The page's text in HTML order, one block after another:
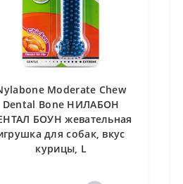
Moderate Chew
Dental Bone НИЛАБОН
БОУН жевательная
для собак, вкус
курицы, L